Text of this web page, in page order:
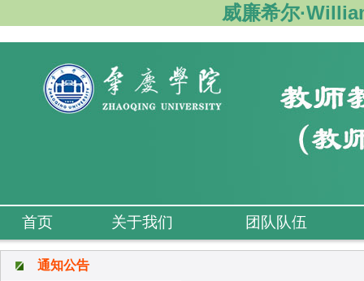
威廉希尔
首页 关于我们 团队队伍
通知公告